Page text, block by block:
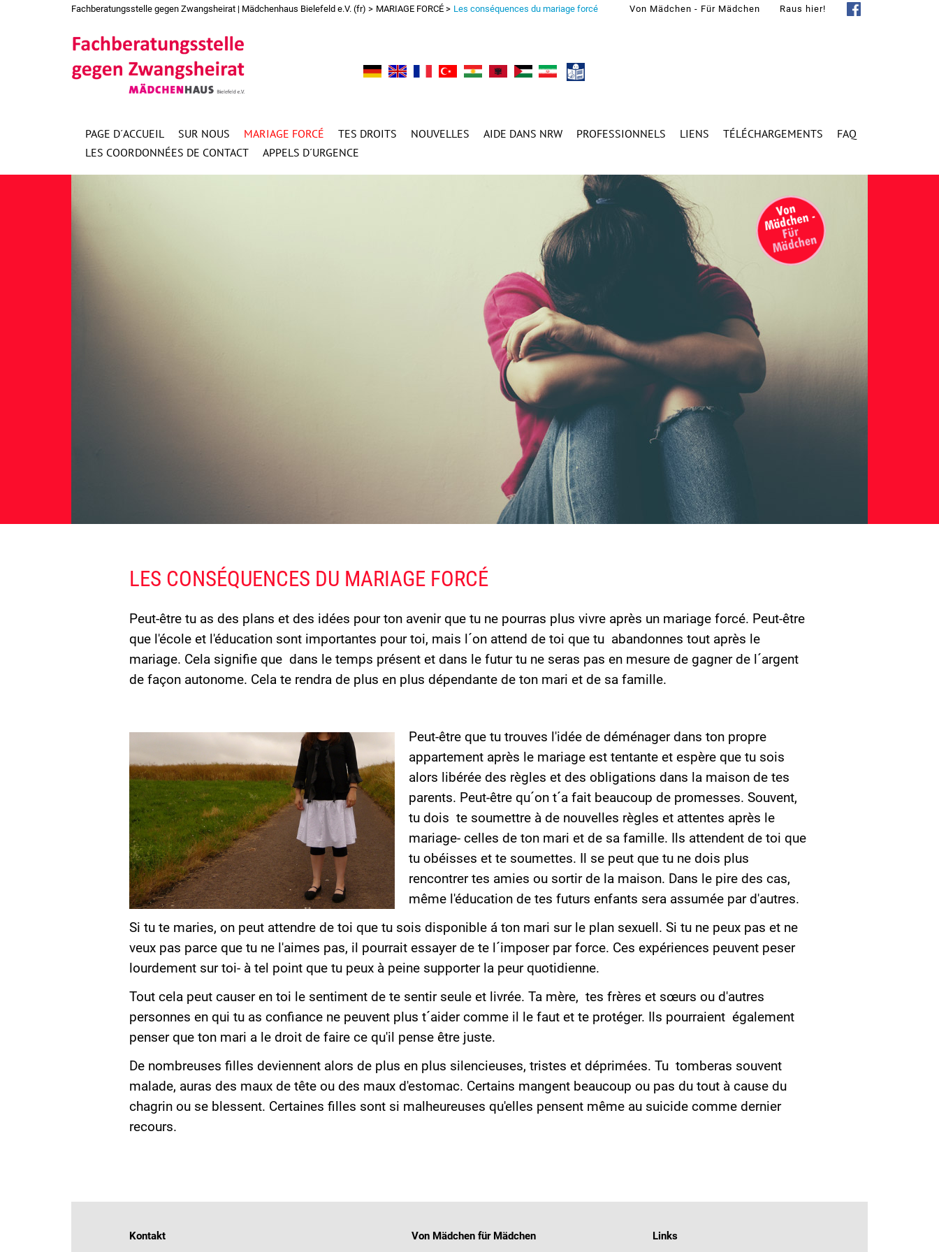
Von Mädchen - Für Mädchen Raus hier!
PAGE D´ACCUEIL SUR NOUS MARIAGE FORCÉ TES DROITS NOUVELLES AIDE DANS NRW PROFESSIONNELS LIENS TÉLÉCHARGEMENTS
FAQ
LES COORDONNÉES DE CONTACT
APPELS D´URGENCE
Fachberatungsstelle gegen Zwangsheirat | Mädchenhaus Bielefeld e.V. (fr) MARIAGE FORCÉ Les conséquences du mariage forcé
LES CONSÉQUENCES DU MARIAGE FORCÉ
Peut-être tu as des plans et des idées pour ton avenir que tu ne pourras plus vivre après un mariage forcé. Peut-être
que l'école et l'éducation sont importantes pour toi, mais l´on attend de toi que tu abandonnes tout après le
mariage. Cela signifie que dans le temps présent et dans le futur tu ne seras pas en mesure de gagner de l´argent
de façon autonome. Cela te rendra de plus en plus dépendante de ton mari et de sa famille.
Peut-être que tu trouves l'idée de déménager dans ton propre
appartement après le mariage est tentante et espère que tu sois
alors libérée des règles et des obligations dans la maison de tes
parents. Peut-être qu´on t´a fait beaucoup de promesses. Souvent,
tu dois te soumettre à de nouvelles règles et attentes après le
mariage- celles de ton mari et de sa famille. Ils attendent de toi que
tu obéisses et te soumettes. Il se peut que tu ne dois plus
rencontrer tes amies ou sortir de la maison. Dans le pire des cas,
même l'éducation de tes futurs enfants sera assumée par d'autres.
Si tu te maries, on peut attendre de toi que tu sois disponible á ton mari sur le plan sexuell. Si tu ne peux pas et ne
veux pas parce que tu ne l'aimes pas, il pourrait essayer de te l´imposer par force. Ces expériences peuvent peser
lourdement sur toi- à tel point que tu peux à peine supporter la peur quotidienne.
Tout cela peut causer en toi le sentiment de te sentir seule et livrée. Ta mère, tes frères et sœurs ou d'autres
personnes en qui tu as confiance ne peuvent plus t´aider comme il le faut et te protéger. Ils pourraient également
penser que ton mari a le droit de faire ce qu'il pense être juste.
De nombreuses filles deviennent alors de plus en plus silencieuses, tristes et déprimées. Tu tomberas souvent
malade, auras des maux de tête ou des maux d'estomac. Certains mangent beaucoup ou pas du tout à cause du
chagrin ou se blessent. Certaines filles sont si malheureuses qu'elles pensent même au suicide comme dernier
recours.
Kontakt Von Mädchen für Mädchen Links